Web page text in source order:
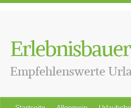
Empfehlenswerte